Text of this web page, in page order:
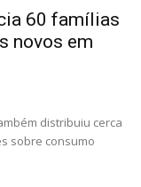
60 famílias
novos em
distribuiu cerca
sobre consumo